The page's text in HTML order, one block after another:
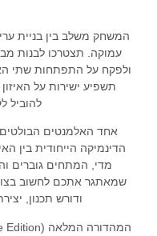
המשחק משלב בין בניית
עמוקה. תצטרכו לבנות
ולפקח על התפתחות שתי
תשפיע ישירות על
להוביל
הדינמיקה הייחודית בין
מדי, המתחים גוברים
שמאתגר אתכם לחשוב
ודורש תכנון,